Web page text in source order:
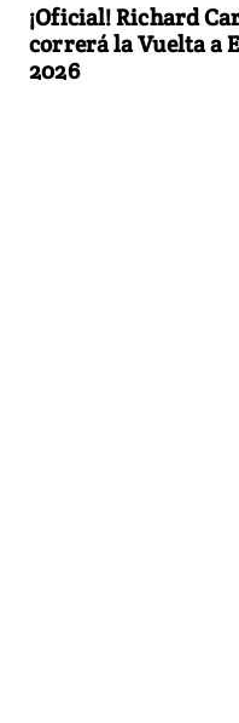
¡Oficial! Richard
correrá la Vuelta a
2026